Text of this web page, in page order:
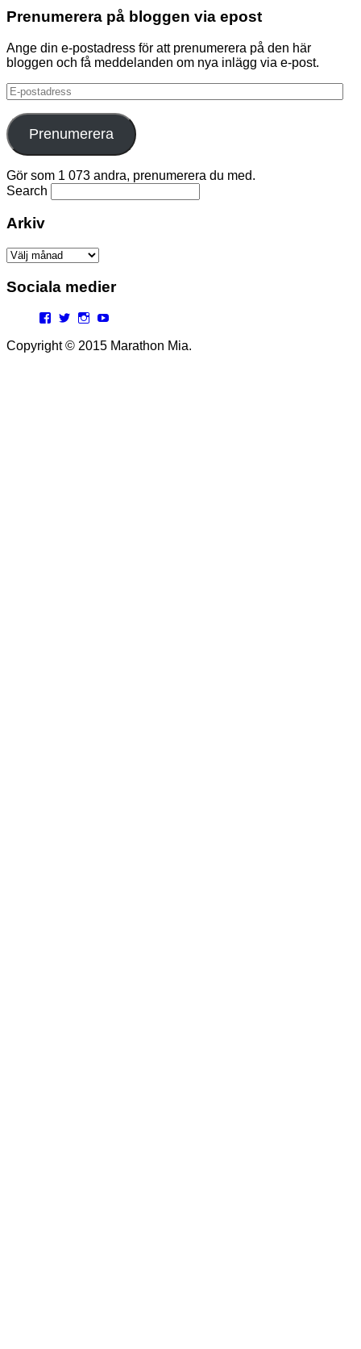
Prenumerera på bloggen via epost
Ange din e-postadress för att prenumerera på den här
bloggen och få meddelanden om nya inlägg via e-post.
E-
postadress
Prenumerera
Gör som 1 073 andra, prenumerera du med.
Search
Arkiv
Arkiv
Sociala medier
Facebook
TwitterInstagram
Copyright © 2015 Marathon Mia.